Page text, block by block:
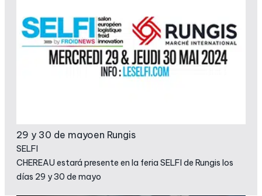
29 y 30 de mayoen Rungis
SELFI
CHEREAU estará presente en la feria SELFI de Rungis los
días 29 y 30 de mayo